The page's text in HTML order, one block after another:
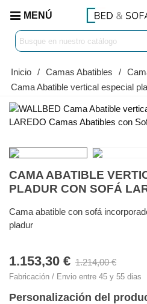
MENÚ
Inicio / Camas Abatibles /
Cama Abatible vertical especial
CAMA ABATIBLE
PLADUR CON SOFÁ
Cama abatible con sofá
pladur
1.153,30 € 1.214,00 €
Fabricación / Envio entre 45 y 55 dias
Personalización del